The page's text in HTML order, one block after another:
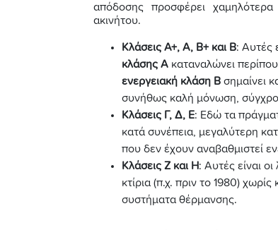
απόδοσης προσφέρει
ακινήτου.
Κλάσεις Α+, Α, Β+ και Β: Αυτές
κλάσης Α καταναλώνει
ενεργειακή κλάση Β σημαίνει
συνήθως καλή μόνωση,
Κλάσεις Γ, Δ, Ε: Εδώ τα
κατά συνέπεια, μεγαλύτερη
που δεν έχουν αναβαθμιστεί
Κλάσεις Ζ και Η: Αυτές είναι
κτίρια (π.χ. πριν το 1980)
συστήματα θέρμανσης.